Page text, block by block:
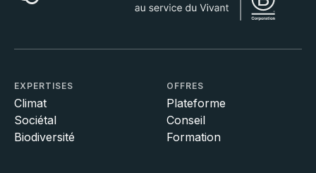
EXPERTISES
Climat
Sociétal
Biodiversité
OFFRES
Plateforme
Conseil
Formation